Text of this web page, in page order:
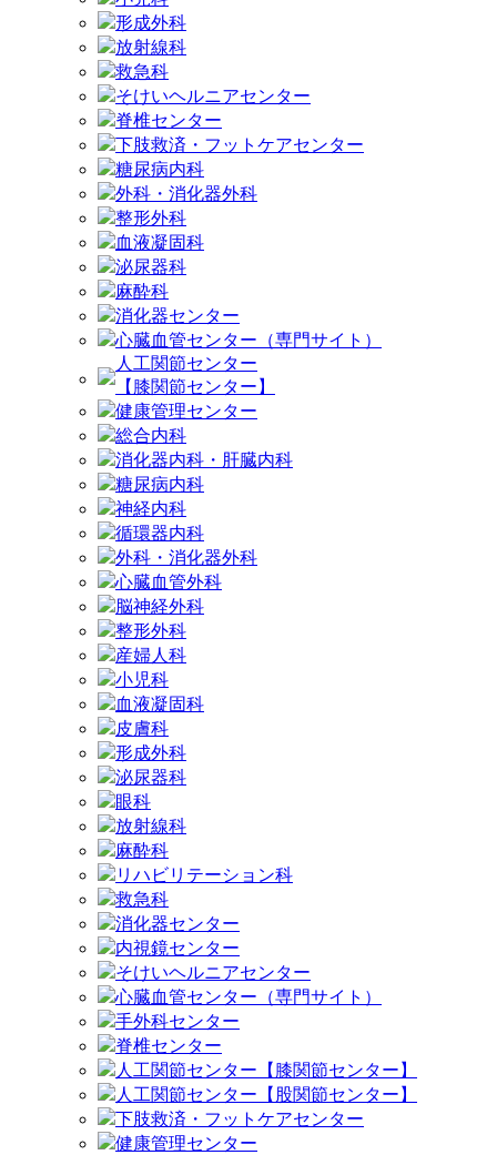
形成外科
放射線科
救急科
そけいヘルニアセンター
脊椎センター
下肢救済・フットケアセンター
糖尿病内科
外科・消化器外科
整形外科
血液凝固科
泌尿器科
麻酔科
消化器センター
心臓血管センター（専門サイト）
人工関節センター
【膝関節センター】
健康管理センター
総合内科
消化器内科・肝臓内科
糖尿病内科
神経内科
循環器内科
外科・消化器外科
心臓血管外科
脳神経外科
整形外科
産婦人科
小児科
血液凝固科
皮膚科
形成外科
泌尿器科
眼科
放射線科
麻酔科
リハビリテーション科
救急科
消化器センター
内視鏡センター
そけいヘルニアセンター
心臓血管センター（専門サイト）
手外科センター
脊椎センター
人工関節センター【膝関節センター】
人工関節センター【股関節センター】
下肢救済・フットケアセンター
健康管理センター